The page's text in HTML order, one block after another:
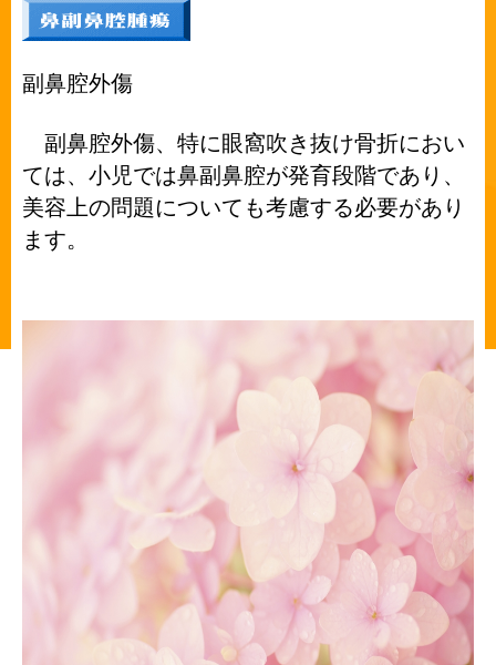
副鼻腔外傷
副鼻腔外傷、特に眼窩吹き抜け骨折におい
ては、小児では鼻副鼻腔が発育段階であり、
美容上の問題についても考慮する必要があり
ます。